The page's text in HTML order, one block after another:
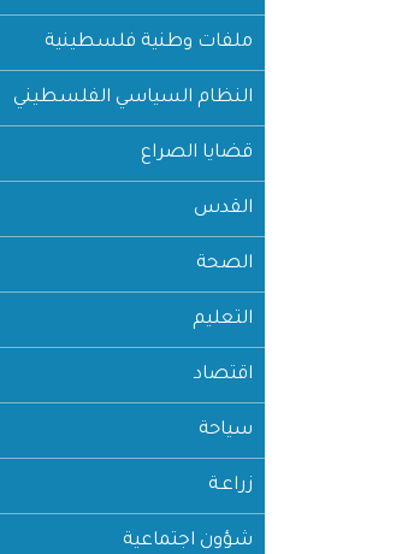
ملفات وطنية فلسطينية
النظام السياسي الفلسطيني
قضايا الصراع
القدس
الصحة
التعليم
اقتصاد
سياحة
زراعـة
شؤون اجتماعية